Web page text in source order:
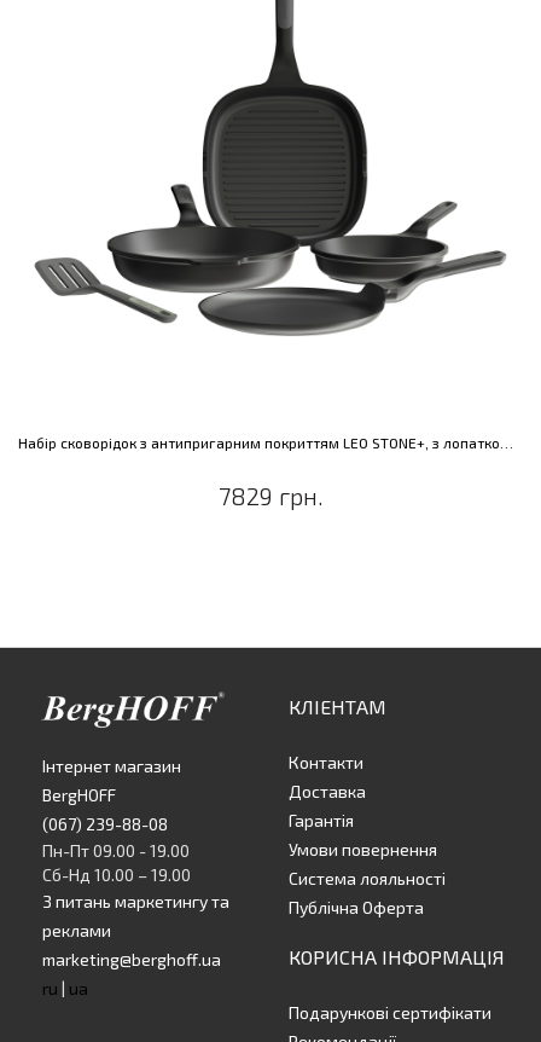
7829 грн.
Інтернет магазин
BergHOFF
(067) 239-88-08
Пн-Пт 09.00 - 19.00
Сб-Нд 10.00 – 19.00
З питань маркетингу та
реклами
marketing@berghoff.ua
ru
ua
КЛІЕНТАМ
Контакти
Доставка
Гарантія
Умови повернення
Система лояльності
Публічна Оферта
КОРИСНА ІНФОРМАЦІЯ
Подарункові сертифікати